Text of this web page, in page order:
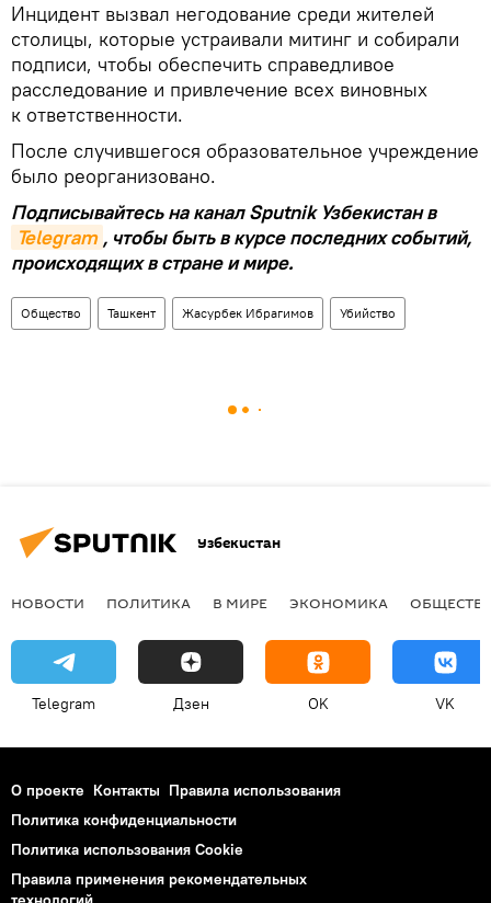
Инцидент вызвал негодование среди жителей
столицы, которые устраивали митинг и собирали
подписи, чтобы обеспечить справедливое
расследование и привлечение всех виновных
к ответственности.
После случившегося образовательное учреждение
было реорганизовано.
Подписывайтесь на канал Sputnik Узбекистан в
Telegram , чтобы быть в курсе последних событий,
происходящих в стране и мире.
Общество Ташкент Жасурбек Ибрагимов Убийство
Узбекистан
НОВОСТИ ПОЛИТИКА В МИРЕ ЭКОНОМИКА
Telegram Дзен OK VK
О проекте Контакты Правила использования
Политика конфиденциальности
Политика использования Cookie
Правила применения рекомендательных